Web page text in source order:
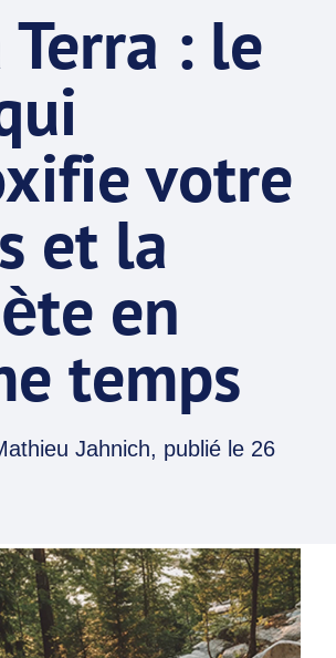
Terra : le
votre
et la
en
temps
Jahnich, publié le 26